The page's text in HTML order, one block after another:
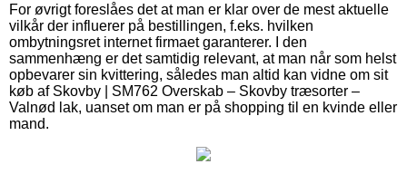
For øvrigt foreslåes det at man er klar over de mest aktuelle
vilkår der influerer på bestillingen, f.eks. hvilken
ombytningsret internet firmaet garanterer. I den
sammenhæng er det samtidig relevant, at man når som helst
opbevarer sin kvittering, således man altid kan vidne om sit
køb af Skovby | SM762 Overskab – Skovby træsorter –
Valnød lak, uanset om man er på shopping til en kvinde eller
mand.